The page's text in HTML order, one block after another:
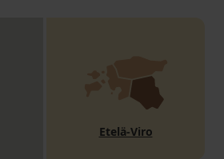
Etelä-Viro